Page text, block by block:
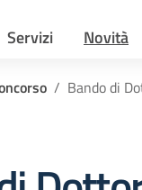
Servizi Novità
Bando di